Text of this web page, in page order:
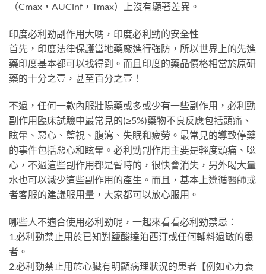
（Cmax，AUCinf，Tmax）上沒有顯著差異。
印度必利勁副作用大嗎，印度必利勁的安全性
首先，印度法律保護當地藥廠進行強防，所以世界上的先進
藥印度基本都可以找得到。而且印度的藥品價格相當於原研
藥的十分之壹，甚至百分之壹！
不過，任何一款內服壯陽藥或多或少有一些副作用，必利勁
副作用臨床試驗中最常見的(≥5%)藥物不良反應包括頭痛、
眩暈、惡心、藍視、腹瀉、失眠和疲勞。最常見的導致停藥
的事件包括惡心和眩暈。必利勁副作用主要是輕度頭痛、噁
心，不過這些副作用都是暫時的，很快會消失，另外喝大量
水也可以減少這些副作用的產生。而且，基本上遵循醫師或
者客服的建議服用量，大家都可以放心服用。
哪些人不適合使用必利勁呢，一起來看看必利勁禁忌：
1.必利勁禁止用於已知對鹽酸達泊西汀或任何輔料過敏的患
者。
2.必利勁禁止用於心臟有明顯病理狀況的患者【例如心力衰